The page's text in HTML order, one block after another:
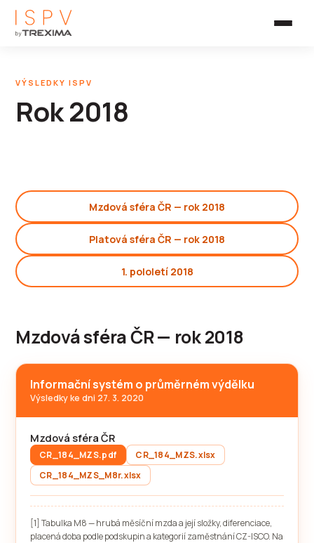
VÝSLEDKY ISPV
Rok 2018
Mzdová sféra ČR — rok 2018
Platová sféra ČR — rok 2018
1. pololetí 2018
Mzdová sféra ČR — rok 2018
Informační systém o průměrném výdělku
Výsledky ke dni 27. 3. 2020
Mzdová sféra ČR
CR_184_MZS.pdf
CR_184_MZS.xlsx
CR_184_MZS_M8r.xlsx
[1] Tabulka M8 — hrubá měsíční mzda a její složky, diferenciace,
placená doba podle podskupin a kategorií zaměstnání CZ-ISCO. Na